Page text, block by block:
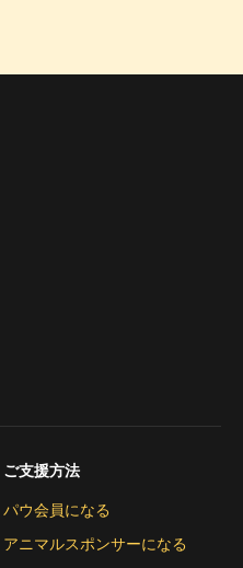
ご支援方法
パウ会員になる
アニマルスポンサーになる